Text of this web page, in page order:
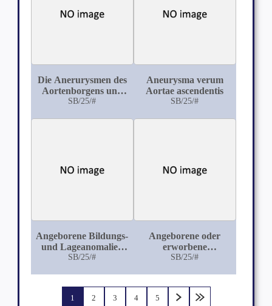
Die Anerurysmen des
Aortenborgens und
ihre Folgen nebst
SB/25/#
Aneurysma verum
Aortae ascendentis
SB/25/#
Angeborene Bildungs-
und Lageanomalien
der Nieren, unter
SB/25/#
Angeborene oder
erworbene
Pulmonalstenose?
SB/25/#
1 2 3 4 5